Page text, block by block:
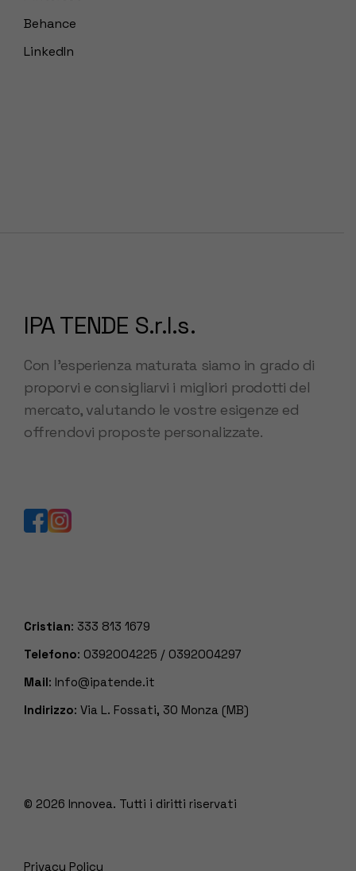
Behance
LinkedIn
IPA TENDE S.r.l.s.
Con l’esperienza maturata siamo in grado di
proporvi e consigliarvi i migliori prodotti del
mercato, valutando le vostre esigenze ed
offrendovi proposte personalizzate.
Cristian: 333 813 1679
Telefono: 0392004225 / 0392004297
Mail: Info@ipatende.it
Indirizzo: Via L. Fossati, 30 Monza (MB)
© 2026 Innovea. Tutti i diritti riservati
Privacy Policy